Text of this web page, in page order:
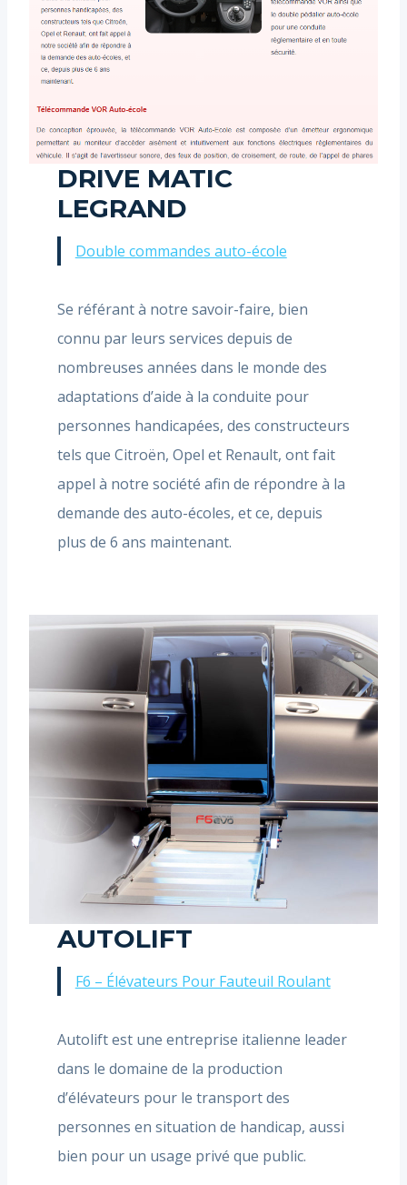
DRIVE MATIC
LEGRAND
Double commandes auto-école
Se référant à notre savoir-faire, bien
connu par leurs services depuis de
nombreuses années dans le monde des
adaptations d’aide à la conduite pour
personnes handicapées, des constructeurs
tels que Citroën, Opel et Renault, ont fait
appel à notre société afin de répondre à la
demande des auto-écoles, et ce, depuis
plus de 6 ans maintenant.
AUTOLIFT
F6 – Élévateurs Pour Fauteuil Roulant
Autolift est une entreprise italienne leader
dans le domaine de la production
d’élévateurs pour le transport des
personnes en situation de handicap, aussi
bien pour un usage privé que public.